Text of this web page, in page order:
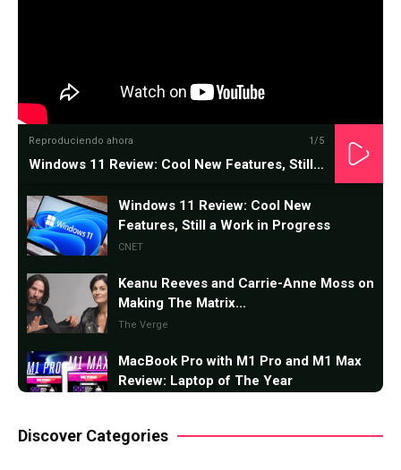
Reproduciendo ahora 1/5
Windows 11 Review: Cool New Features, Still a Work in Progress
Windows 11 Review: Cool New
Features, Still a Work in Progress
CNET
Keanu Reeves and Carrie-Anne Moss on
Making The Matrix...
The Verge
MacBook Pro with M1 Pro and M1 Max
Review: Laptop of The Year
Windows 11: An Overhaul in Progress
Discover Categories